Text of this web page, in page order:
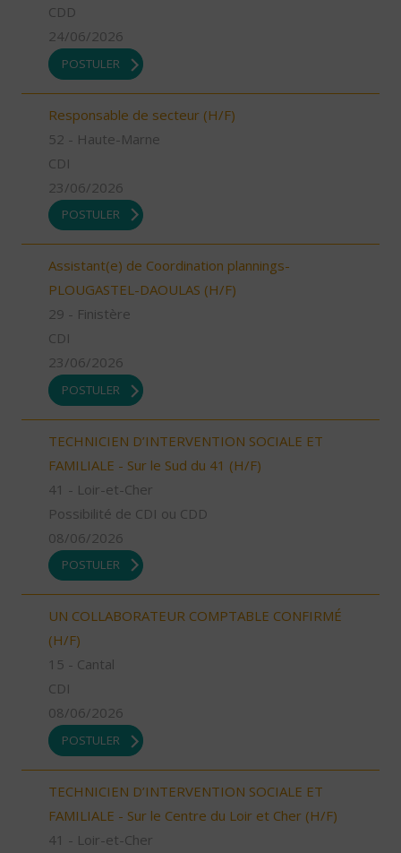
CDD
24/06/2026
POSTULER
Responsable de secteur (H/F)
52 - Haute-Marne
CDI
23/06/2026
POSTULER
Assistant(e) de Coordination plannings-
PLOUGASTEL-DAOULAS (H/F)
29 - Finistère
CDI
23/06/2026
POSTULER
TECHNICIEN D’INTERVENTION SOCIALE ET
FAMILIALE - Sur le Sud du 41 (H/F)
41 - Loir-et-Cher
Possibilité de CDI ou CDD
08/06/2026
POSTULER
UN COLLABORATEUR COMPTABLE CONFIRMÉ
(H/F)
15 - Cantal
CDI
08/06/2026
POSTULER
TECHNICIEN D’INTERVENTION SOCIALE ET
FAMILIALE - Sur le Centre du Loir et Cher (H/F)
41 - Loir-et-Cher